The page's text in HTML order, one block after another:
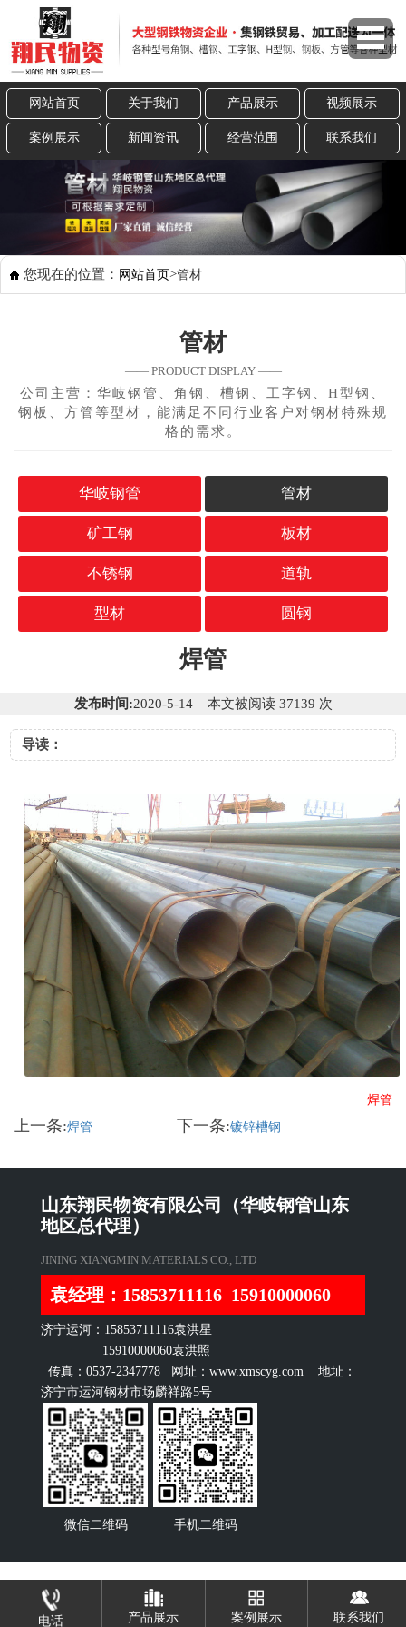
网站首页 关于我们 产品展示 视频展示
案例展示 新闻资讯 经营范围 联系我们
您现在的位置： 网站首页>管材
管材
—— PRODUCT DISPLAY ——
公司主营：华岐钢管、角钢、槽钢、工字钢、H型钢、
钢板、方管等型材，能满足不同行业客户对钢材特殊规
格的需求。
华岐钢管 管材
矿工钢 板材
不锈钢 道轨
型材 圆钢
焊管
发布时间:2020-5-14 本文被阅读 37139 次
导读：
焊管
上一条:焊管 下一条:镀锌槽钢
山东翔民物资有限公司（华岐钢管山东
地区总代理）
JINING XIANGMIN MATERIALS CO., LTD
袁经理：15853711116 15910000060
济宁运河：15853711116袁洪星
15910000060袁洪照
传真：0537-2347778 网址：www.xmscyg.com 地址：
济宁市运河钢材市场麟祥路5号
微信二维码 手机二维码
电话 产品展示 案例展示 联系我们